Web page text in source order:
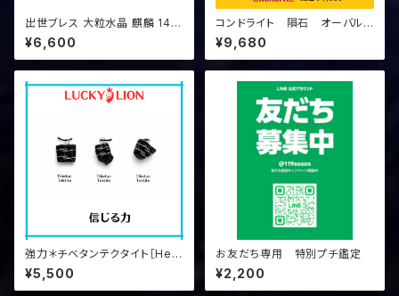
出世ブレス 大粒水晶 麒麟 14m
m #LuckyMaria3
¥6,600
コンドライト 隕石 オーバルP
¥9,680
強力＊チベタンテクタイト［Hea
ven&Earth］ヘブンアンドアー
ス
¥5,500
お友だち専用 特別プチ鑑定
¥2,200